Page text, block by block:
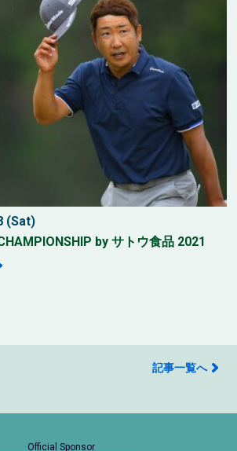
(Sat)
by サトウ食品 2021
記事一覧へ
Official Sponsor